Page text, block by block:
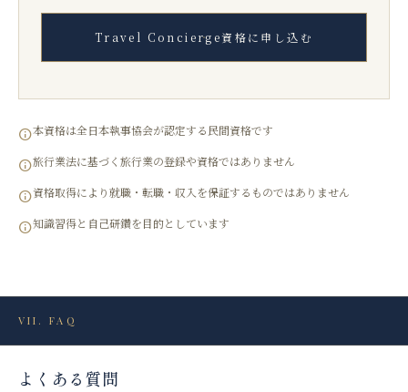
Travel Concierge資格に申し込む
本資格は全日本執事協会が認定する民間資格です
旅行業法に基づく旅行業の登録や資格ではありません
資格取得により就職・転職・収入を保証するものではありません
知識習得と自己研鑽を目的としています
VII. FAQ
よくある質問